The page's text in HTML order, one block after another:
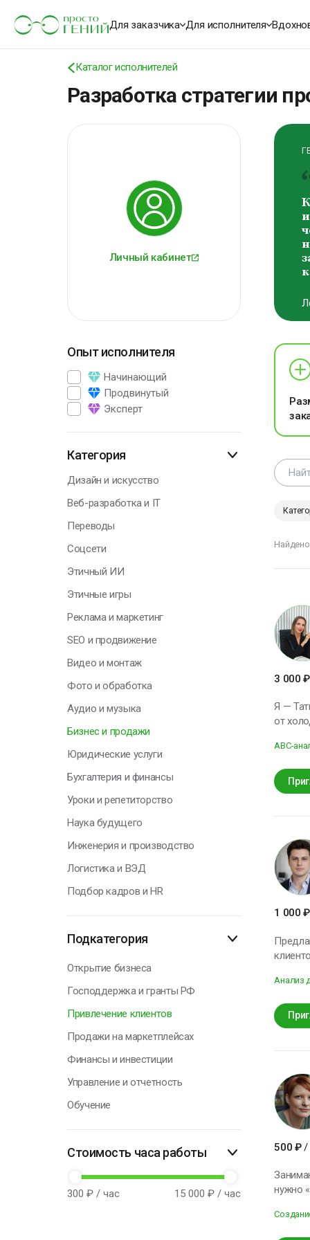
Для заказчика Для исполнителя
Каталог исполнителей
Разработка стратегии
Личный кабинет
Опыт исполнителя
Начинающий
Продвинутый
Эксперт
Категория
Дизайн и искусство
Веб-разработка и IT
Переводы
Соцсети
Этичный ИИ
Этичные игры
Реклама и маркетинг
SEO и продвижение
Видео и монтаж
Фото и обработка
Аудио и музыка
Бизнес и продажи
Юридические услуги
Бухгалтерия и финансы
Уроки и репетиторство
Наука будущего
Инженерия и производство
Логистика и ВЭД
Подбор кадров и HR
Подкатегория
Открытие бизнеса
Господдержка и гранты РФ
Привлечение клиентов
Продажи на маркетплейсах
Финансы и инвестиции
Управление и отчетность
Обучение
Стоимость часа работы
300 ₽ / час 15 000 ₽ / час
Найдено
3 000 ₽
Я —
от
— даже при
подход.
ABC-
1 000 ₽
клиентов. Что вы получаете: стратегию email-маркетинга под ваши цели сбор и
настройку
рассылка
Анализ
500 ₽ /
Занимаюсь
нужно